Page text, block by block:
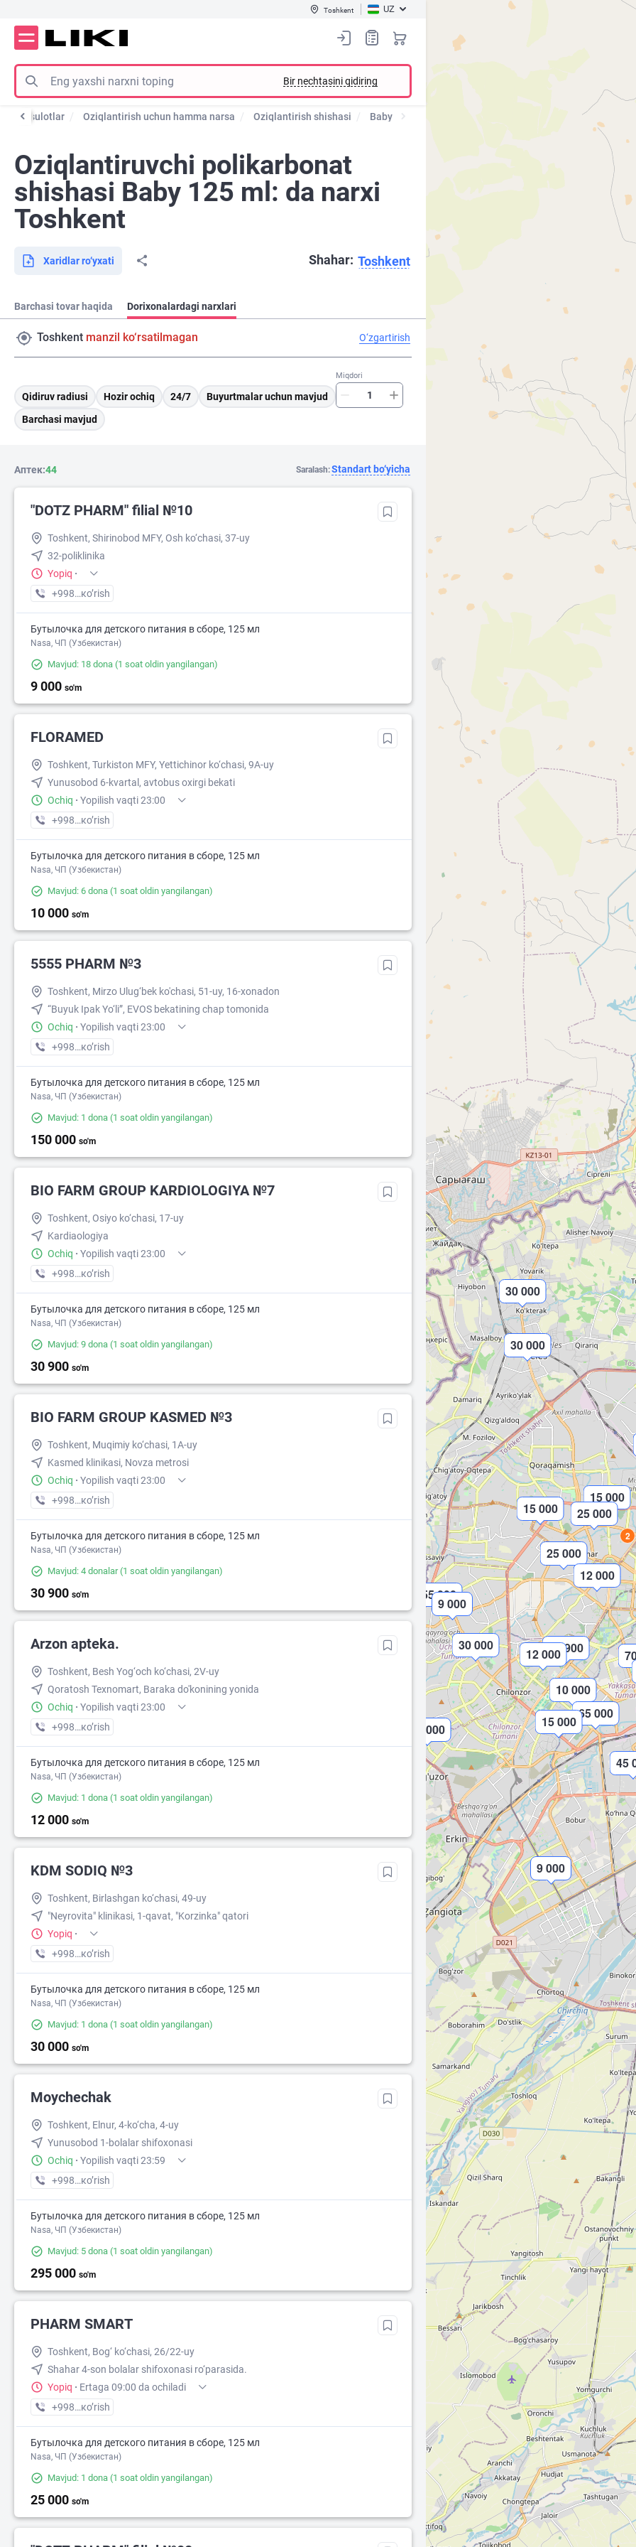
Toshkent UZ
Bir nechtasini qidiring
mahsulotlar Oziqlantirish uchun hamma narsa Oziqlantirish shishasi Baby
Oziqlantiruvchi polikarbonat
shishasi Baby 125 ml: da narxi
Toshkent
Shahar: Toshkent
Xaridlar ro‘yxati
Barchasi tovar haqida Dorixonalardagi narxlari
Toshkent manzil ko‘rsatilmagan O‘zgartirish
Qidiruv radiusi Hozir ochiq 24/7 Buyurtmalar uchun mavjud
Miqdori
Barchasi mavjud
Аптек:44 Saralash:Standart bo‘yicha
"DOTZ PHARM" filial №10
Toshkent, Shirinobod MFY, Osh ko‘chasi, 37-uy
32-poliklinika
Yopiq ·
+998 (77) XXX-XX-XX
кo’rish
Бутылочка для детского питания в сборе, 125 мл
Nasa, ЧП (Узбекистан)
Mavjud: 18 dona (1 soat oldin yangilangan)
9 000 so'm
FLORAMED
Toshkent, Turkiston MFY, Yettichinor ko‘chasi, 9A-uy
Yunusobod 6-kvartal, avtobus oxirgi bekati
Ochiq · Yopilish vaqti 23:00
+998 (77) XXX-XX-XX
кo’rish
Бутылочка для детского питания в сборе, 125 мл
Nasa, ЧП (Узбекистан)
Mavjud: 6 dona (1 soat oldin yangilangan)
10 000 so'm
5555 PHARM №3
Toshkent, Mirzo Ulug‘bek ko'chasi, 51-uy, 16-xonadon
“Buyuk Ipak Yo‘li”, EVOS bekatining chap tomonida
Ochiq · Yopilish vaqti 23:00
+998 (55) XXX-XX-XX
кo’rish
Бутылочка для детского питания в сборе, 125 мл
Nasa, ЧП (Узбекистан)
Mavjud: 1 dona (1 soat oldin yangilangan)
150 000 so'm
BIO FARM GROUP KARDIOLOGIYA №7
Toshkent, Osiyo ko‘chasi, 17-uy
Kardiaologiya
Ochiq · Yopilish vaqti 23:00
+998 (95) XXX-XX-XX
кo’rish
Бутылочка для детского питания в сборе, 125 мл
Nasa, ЧП (Узбекистан)
Mavjud: 9 dona (1 soat oldin yangilangan)
30 900 so'm
BIO FARM GROUP KASMED №3
Toshkent, Muqimiy ko‘chasi, 1A-uy
Kasmed klinikasi, Novza metrosi
Ochiq · Yopilish vaqti 23:00
+998 (93) XXX-XX-XX
кo’rish
Бутылочка для детского питания в сборе, 125 мл
Nasa, ЧП (Узбекистан)
Mavjud: 4 donalar(1 soat oldin yangilangan)
30 900 so'm
Arzon apteka.
Toshkent, Besh Yog‘och ko‘chasi, 2V-uy
Qoratosh Texnomart, Baraka do'konining yonida
Ochiq · Yopilish vaqti 23:00
+998 (93) XXX-XX-XX
кo’rish
Бутылочка для детского питания в сборе, 125 мл
Nasa, ЧП (Узбекистан)
Mavjud: 1 dona (1 soat oldin yangilangan)
12 000 so'm
KDM SODIQ №3
Toshkent, Birlashgan ko‘chasi, 49-uy
"Neyrovita" klinikasi, 1-qavat, "Korzinka" qatori
Yopiq ·
+998 (55) XXX-XX-XX
кo’rish
Бутылочка для детского питания в сборе, 125 мл
Nasa, ЧП (Узбекистан)
Mavjud: 1 dona (1 soat oldin yangilangan)
30 000 so'm
Moychechak
Toshkent, Elnur, 4-ko‘cha, 4-uy
Yunusobod 1-bolalar shifoxonasi
Ochiq · Yopilish vaqti 23:59
+998 (71) XXX-XX-XX
кo’rish
Бутылочка для детского питания в сборе, 125 мл
Nasa, ЧП (Узбекистан)
Mavjud: 5 dona (1 soat oldin yangilangan)
295 000 so'm
PHARM SMART
Toshkent, Bog‘ ko‘chasi, 26/22-uy
Shahar 4-son bolalar shifoxonasi ro‘parasida.
Yopiq · Ertaga 09:00 da ochiladi
+998 (55) XXX-XX-XX
кo’rish
Бутылочка для детского питания в сборе, 125 мл
Nasa, ЧП (Узбекистан)
Mavjud: 1 dona (1 soat oldin yangilangan)
25 000 so'm
30 000
30 000
30 000
62 000
15 000
30 000
55 000
9 000
25 000
12 000
25 000
15 000
2
12 000
65 000
30 900
15 000
10 000
9 000
45